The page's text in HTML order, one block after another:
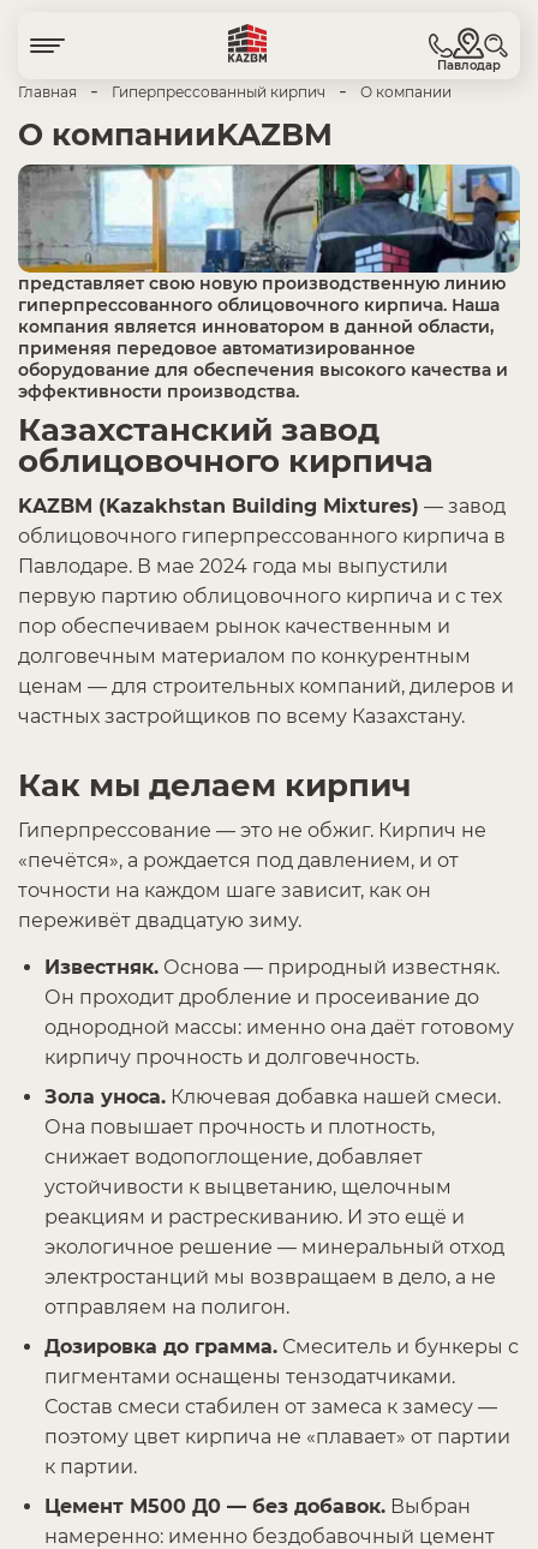
Павлодар
Главная - Гиперпрессованный кирпич - О компании
О компанииKAZBM
представляет свою новую производственную линию
гиперпрессованного облицовочного кирпича. Наша
компания является инноватором в данной области,
применяя передовое автоматизированное
оборудование для обеспечения высокого качества и
эффективности производства.
Казахстанский завод
облицовочного кирпича
KAZBM (Kazakhstan Building Mixtures) — завод
облицовочного гиперпрессованного кирпича в
Павлодаре. В мае 2024 года мы выпустили
первую партию облицовочного кирпича и с тех
пор обеспечиваем рынок качественным и
долговечным материалом по конкурентным
ценам — для строительных компаний, дилеров и
частных застройщиков по всему Казахстану.
Как мы делаем кирпич
Гиперпрессование — это не обжиг. Кирпич не
«печётся», а рождается под давлением, и от
точности на каждом шаге зависит, как он
переживёт двадцатую зиму.
Известняк. Основа — природный известняк.
Он проходит дробление и просеивание до
однородной массы: именно она даёт готовому
кирпичу прочность и долговечность.
Зола уноса. Ключевая добавка нашей смеси.
Она повышает прочность и плотность,
снижает водопоглощение, добавляет
устойчивости к выцветанию, щелочным
реакциям и растрескиванию. И это ещё и
экологичное решение — минеральный отход
электростанций мы возвращаем в дело, а не
отправляем на полигон.
Дозировка до грамма. Смеситель и бункеры с
пигментами оснащены тензодатчиками.
Состав смеси стабилен от замеса к замесу —
поэтому цвет кирпича не «плавает» от партии
к партии.
Цемент М500 Д0 — без добавок. Выбран
намеренно: именно бездобавочный цемент